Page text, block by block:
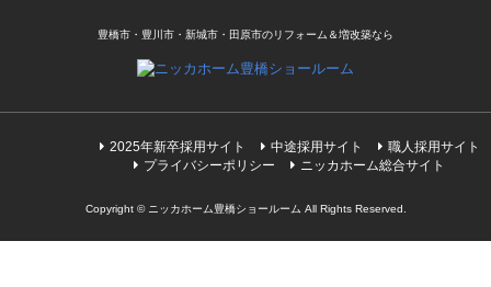
豊橋市・豊川市・新城市・田原市のリフォーム＆増改築なら
2025年新卒採用サイト 中途採用サイト
職人採用サイト
プライバシーポリシー
ニッカホーム総合サイト
Copyright © ニッカホーム豊橋ショールーム All Rights Reserved.